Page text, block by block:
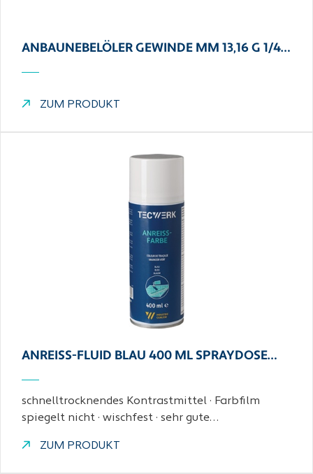
ANBAUNEBELÖLER GEWINDE MM 13,16 G 1/4…
ZUM PRODUKT
ANREISS-FLUID BLAU 400 ML SPRAYDOSE…
schnelltrocknendes Kontrastmittel · Farbfilm
spiegelt nicht · wischfest · sehr gute…
ZUM PRODUKT